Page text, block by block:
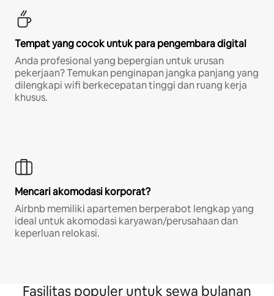
Tempat yang cocok untuk para pengembara digital
Anda profesional yang bepergian untuk urusan
pekerjaan? Temukan penginapan jangka panjang yang
dilengkapi wifi berkecepatan tinggi dan ruang kerja
khusus.
Mencari akomodasi korporat?
Airbnb memiliki apartemen berperabot lengkap yang
ideal untuk akomodasi karyawan/perusahaan dan
keperluan relokasi.
Fasilitas populer untuk sewa bulanan